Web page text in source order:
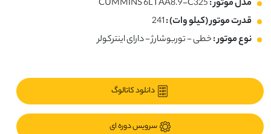
مدل موتور :CUMMINS 6LTAA8.9-C325
قدرت موتور (کیلو وات) :241
نوع موتور :خطی - توربوشارژ - دارای اینترکولر
دانلود کاتالوگ
سرویس دوره ای